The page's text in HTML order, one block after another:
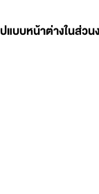
แบบหน้าต่างในส่วน